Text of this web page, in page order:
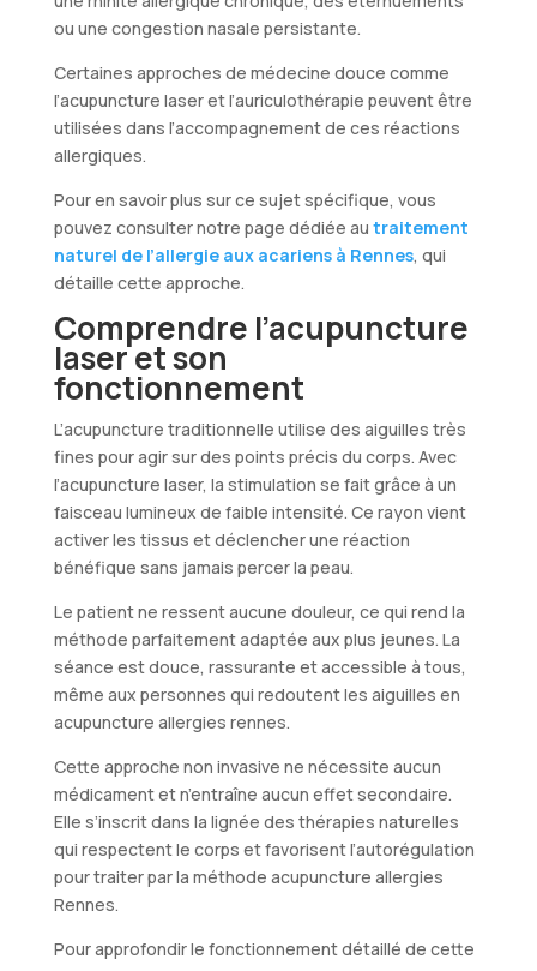
ou une congestion nasale persistante.
Certaines approches de médecine douce comme
l’acupuncture laser et l’auriculothérapie peuvent être
utilisées dans l’accompagnement de ces réactions
allergiques.
Pour en savoir plus sur ce sujet spécifique, vous
pouvez consulter notre page dédiée au traitement
naturel de l’allergie aux acariens à Rennes, qui
détaille cette approche.
Comprendre l’acupuncture
laser et son
fonctionnement
L’acupuncture traditionnelle utilise des aiguilles très
fines pour agir sur des points précis du corps. Avec
l’acupuncture laser, la stimulation se fait grâce à un
faisceau lumineux de faible intensité. Ce rayon vient
activer les tissus et déclencher une réaction
bénéfique sans jamais percer la peau.
Le patient ne ressent aucune douleur, ce qui rend la
méthode parfaitement adaptée aux plus jeunes. La
séance est douce, rassurante et accessible à tous,
même aux personnes qui redoutent les aiguilles en
acupuncture allergies rennes.
Cette approche non invasive ne nécessite aucun
médicament et n’entraîne aucun effet secondaire.
Elle s’inscrit dans la lignée des thérapies naturelles
qui respectent le corps et favorisent l’autorégulation
pour traiter par la méthode acupuncture allergies
Rennes.
Pour approfondir le fonctionnement détaillé de cette